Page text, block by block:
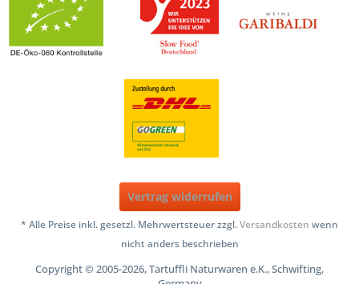
Vertrag widerrufen
* Alle Preise inkl. gesetzl. Mehrwertsteuer zzgl.Versandkosten wenn
nicht anders beschrieben
Copyright © 2005-2026, Tartuffli Naturwaren e.K., Schwifting,